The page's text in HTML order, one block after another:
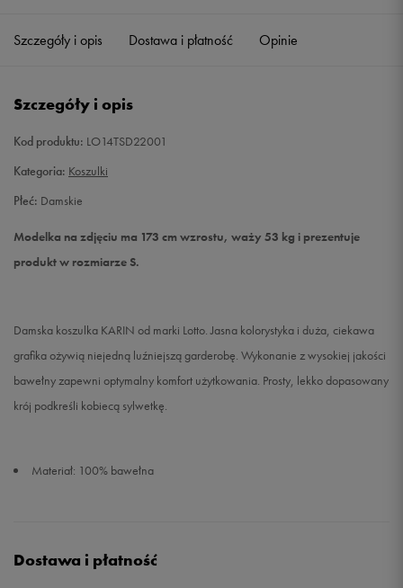
S Powiadom o dostępności
Szczegóły i opis Dostawa i płatność Opinie
Szczegóły i opis
Kod produktu: LO14TSD22001
Kategoria: Koszulki
Płeć: Damskie
Modelka na zdjęciu ma 173 cm wzrostu, waży 53 kg i prezentuje
produkt w rozmiarze S.
Damska koszulka KARIN od marki Lotto. Jasna kolorystyka i duża, ciekawa
grafika ożywią niejedną luźniejszą garderobę. Wykonanie z wysokiej jakości
bawełny zapewni optymalny komfort użytkowania. Prosty, lekko dopasowany
krój podkreśli kobiecą sylwetkę.
Materiał: 100% bawełna
Dostawa i płatność